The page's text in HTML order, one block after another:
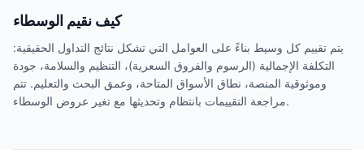
كيف نقيم الوسطاء
يتم تقييم كل وسيط بناءً على العوامل التي تشكل نتائج التداول الحقيقية:
التكلفة الإجمالية (الرسوم والفروق السعرية)، التنظيم والسلامة، جودة
وموثوقية المنصة، نطاق الأسواق المتاحة، وعمق البحث والتعليم. تتم
مراجعة التقييمات بانتظام وتحديثها مع تغير عروض الوسطاء.